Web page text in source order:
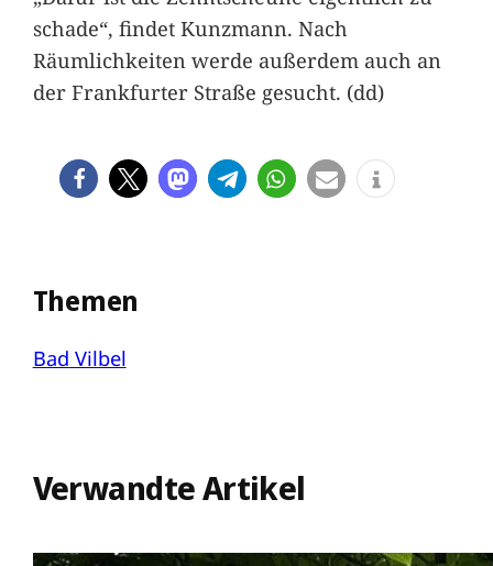
schade“, findet Kunzmann. Nach
Räumlichkeiten werde außerdem auch an
der Frankfurter Straße gesucht. (dd)
Themen
Bad Vilbel
Verwandte Artikel